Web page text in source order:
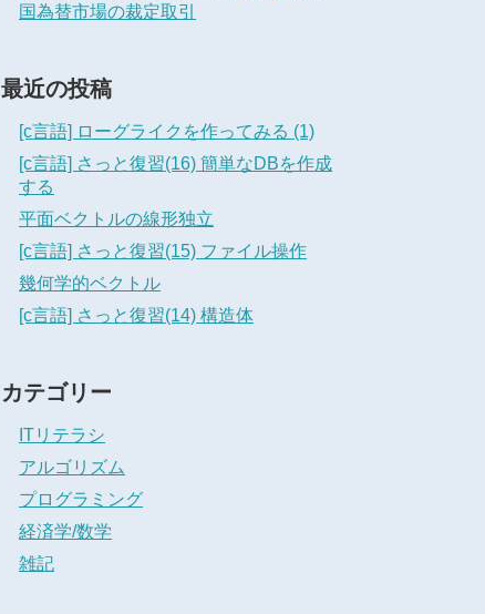
国為替市場の裁定取引
最近の投稿
[c言語] ローグライクを作ってみる (1)
[c言語] さっと復習(16) 簡単なDBを作成
する
平面ベクトルの線形独立
[c言語] さっと復習(15) ファイル操作
幾何学的ベクトル
[c言語] さっと復習(14) 構造体
カテゴリー
ITリテラシ
アルゴリズム
プログラミング
経済学/数学
雑記